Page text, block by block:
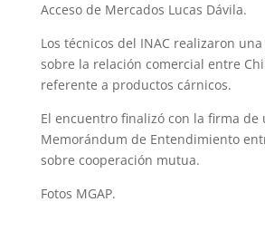
Acceso de Mercados Lucas Dávila.
Los técnicos del INAC realizaron
sobre la relación comercial entre
referente a productos cárnicos.
El encuentro finalizó con la firma de
Memorándum de Entendimiento
sobre cooperación mutua.
Fotos MGAP.